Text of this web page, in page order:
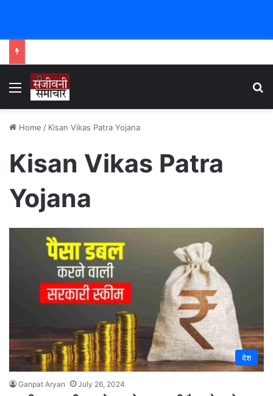
Menu
Home / Kisan Vikas Patra Yojana
Kisan Vikas Patra
Yojana
देश
Ganpat Aryan July 26, 2024